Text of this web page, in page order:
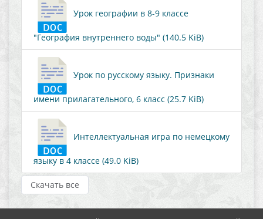
Урок географии в 8-9 классе
"География внутреннего воды" (140.5 KiB)
Урок по русскому языку. Признаки
имени прилагательного, 6 класс (25.7 KiB)
Интеллектуальная игра по немецкому
языку в 4 классе (49.0 KiB)
Скачать все